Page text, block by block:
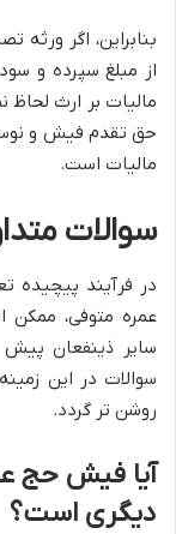
بنابراین، اگر
از مبلغ سپرده و
مالیات بر ارث
حق تقدم فیش و
مالیات است.
سوالات
در فرآیند پیچیده
عمره متوفی، ممکن
سایر ذینفعان
سوالات در این
روشن تر گردد.
آیا فیش حج
دیگری است؟